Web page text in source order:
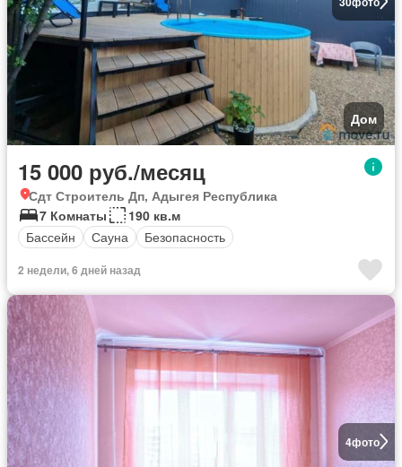
Дом
15 000 руб./месяц
Сдт Строитель Дп, Адыгея Республика
7 Комнаты
190 кв.м
Бассейн
Сауна Безопасность
2 недели, 6 дней назад
4фото